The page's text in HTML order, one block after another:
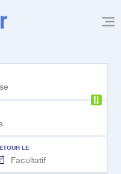
LE